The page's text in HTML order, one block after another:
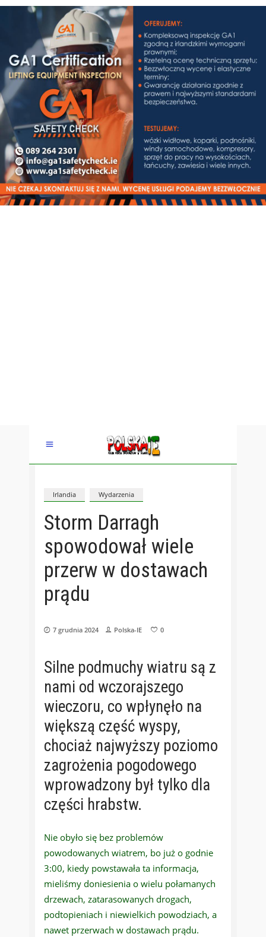
Irlandia Wydarzenia
Storm Darragh
spowodował wiele
przerw w dostawach
prądu
7 grudnia 2024 Polska-IE 0
Silne podmuchy wiatru są z
nami od wczorajszego
wieczoru, co wpłynęło na
większą część wyspy,
chociaż najwyższy poziomo
zagrożenia pogodowego
wprowadzony był tylko dla
części hrabstw.
Nie obyło się bez problemów
powodowanych wiatrem, bo już o godnie
3:00, kiedy powstawała ta informacja,
mieliśmy doniesienia o wielu połamanych
drzewach, zatarasowanych drogach,
podtopieniach i niewielkich powodziach, a
nawet przerwach w dostawach prądu.